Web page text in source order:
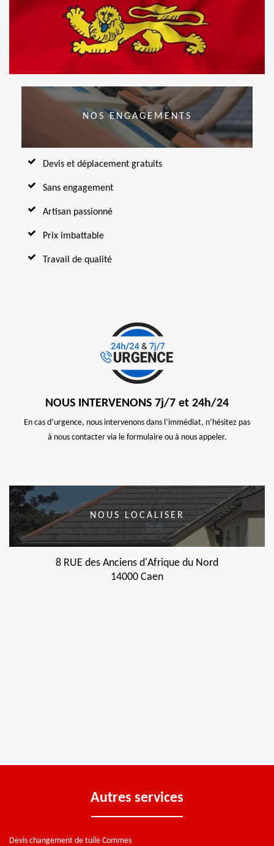
NOS ENGAGEMENTS
Devis et déplacement gratuits
Sans engagement
Artisan passionné
Prix imbattable
Travail de qualité
NOUS INTERVENONS 7j/7 et 24h/24
En cas d’urgence, nous intervenons dans l’immédiat, n’hésitez pas
à nous contacter via le formulaire ou à nous appeler.
NOUS LOCALISER
8 RUE des Anciens d'Afrique du Nord
14000 Caen
Autres services
Devis changement de tuile Commes